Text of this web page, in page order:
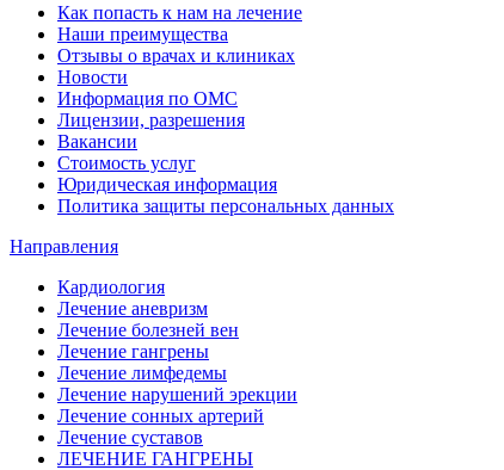
Как попасть к нам на лечение
Наши преимущества
Отзывы о врачах и клиниках
Новости
Информация по ОМС
Лицензии, разрешения
Вакансии
Стоимость услуг
Юридическая информация
Политика защиты персональных данных
Направления
Кардиология
Лечение аневризм
Лечение болезней вен
Лечение гангрены
Лечение лимфедемы
Лечение нарушений эрекции
Лечение сонных артерий
Лечение суставов
ЛЕЧЕНИЕ ГАНГРЕНЫ